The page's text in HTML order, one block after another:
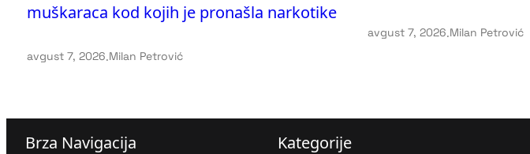
muškaraca kod kojih je pronašla narkotike
avgust 7, 2026.Milan Petrović
avgust 7, 2026.Milan Petrović
Brza Navigacija Kategorije